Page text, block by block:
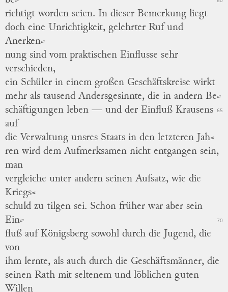
richtigt worden seien. In dieser Bemerkung liegt
doch eine Unrichtigkeit, gelehrter Ruf und
Anerken⸗
nung sind vom praktischen Einflusse sehr
verschieden,
ein Schüler in einem großen Geschäftskreise wirkt
mehr als tausend Andersgesinnte, die in andern Be⸗
65
schäftigungen leben — und der Einfluß Krausens
auf
die Verwaltung unsres Staats in den letzteren Jah⸗
ren wird dem Aufmerksamen nicht entgangen sein,
man
vergleiche unter andern seinen Aufsatz, wie die
Kriegs⸗
schuld zu tilgen sei. Schon früher war aber sein
Ein⸗ 70
fluß auf Königsberg sowohl durch die Jugend, die
von
ihm lernte, als auch durch die Geschäftsmänner, die
seinen Rath mit seltenem und löblichen guten
Willen